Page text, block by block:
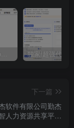
mingdon 明动 burp插件0.2.6版本 本地时间校验去除版
下一篇
软件有限公司勤杰
人力资源共享平台